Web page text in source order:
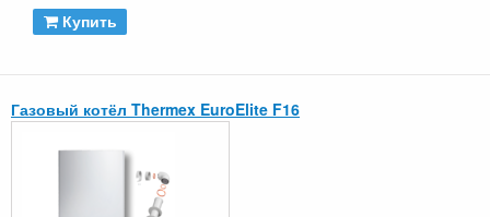
Купить
Газовый котёл Thermex EuroElite F16